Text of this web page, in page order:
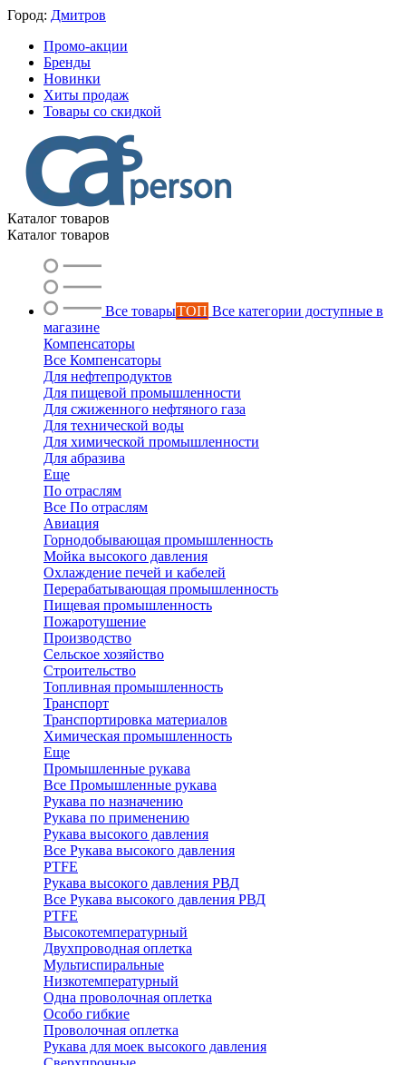
Город: Дмитров
Промо-акции
Бренды
Новинки
Хиты продаж
Товары со скидкой
Каталог товаров
Каталог товаров
Все товарыТОП Все категории доступные в
магазине
Компенсаторы
Все Компенсаторы
Для нефтепродуктов
Для пищевой промышленности
Для сжиженного нефтяного газа
Для технической воды
Для химической промышленности
Для абразива
Еще
По отраслям
Все По отраслям
Авиация
Горнодобывающая промышленность
Мойка высокого давления
Охлаждение печей и кабелей
Перерабатывающая промышленность
Пищевая промышленность
Пожаротушение
Производство
Сельское хозяйство
Строительство
Топливная промышленность
Транспорт
Транспортировка материалов
Химическая промышленность
Еще
Промышленные рукава
Все Промышленные рукава
Рукава по назначению
Рукава по применению
Рукава высокого давления
Все Рукава высокого давления
PTFE
Рукава высокого давления РВД
Все Рукава высокого давления РВД
PTFE
Высокотемпературный
Двухпроводная оплетка
Мультиспиральные
Низкотемпературный
Одна проволочная оплетка
Особо гибкие
Проволочная оплетка
Рукава для моек высокого давления